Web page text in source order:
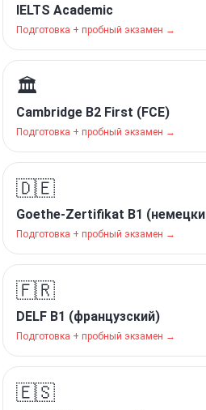
IELTS Academic
Подготовка + пробный экзамен →
🏛️
Cambridge B2 First (FCE)
Подготовка + пробный экзамен →
🇩🇪
Goethe-Zertifikat B1
Подготовка + пробный экзамен →
🇫🇷
DELF B1 (французский)
Подготовка + пробный экзамен →
🇪🇸